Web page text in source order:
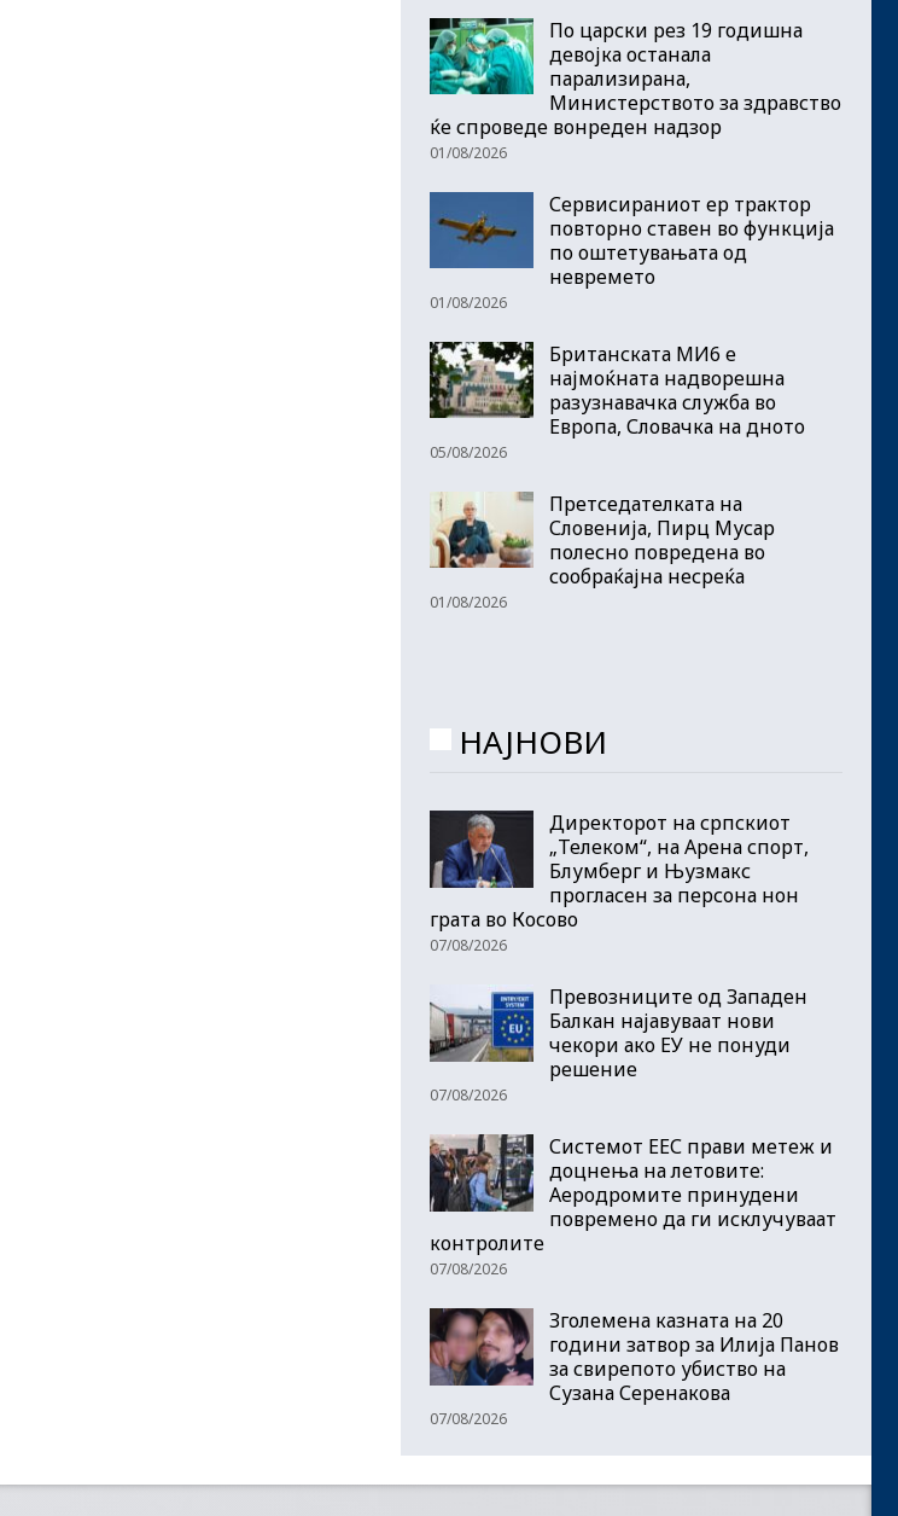
По царски рез 19 годишна
девојка останала
парализирана,
Министерството за здравство
ќе спроведе вонреден надзор
01/08/2026
Сервисираниот ер трактор
повторно ставен во функција
по оштетувањата од
невремето
01/08/2026
Британската МИ6 е
најмоќната надворешна
разузнавачка служба во
Европа, Словачка на дното
05/08/2026
Претседателката на
Словенија, Пирц Мусар
полесно повредена во
сообраќајна несреќа
01/08/2026
НАЈНОВИ
Директорот на српскиот
„Телеком“, на Арена спорт,
Блумберг и Њузмакс
прогласен за персона нон
грата во Косово
07/08/2026
Превозниците од Западен
Балкан најавуваат нови
чекори ако ЕУ не понуди
решение
07/08/2026
Системот ЕЕС прави метеж и
доцнења на летовите:
Аеродромите принудени
повремено да ги исклучуваат
контролите
07/08/2026
Зголемена казната на 20
години затвор за Илија Панов
за свирепото убиство на
Сузана Серенакова
07/08/2026